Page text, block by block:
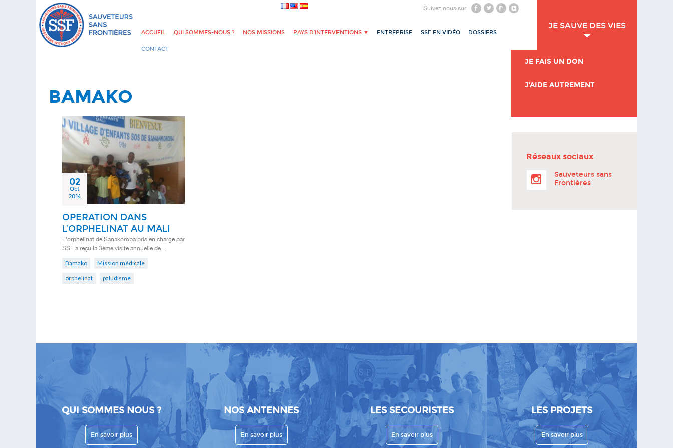
Suivez nous sur
ACCUEIL QUI SOMMES-NOUS ? NOS MISSIONS PAYS D’INTERVENTIONS ▼ ENTREPRISE SSF EN VIDÉO DOSSIERS
CONTACT
JE SAUVE DES VIES
JE FAIS UN DON
J’AIDE AUTREMENT
BAMAKO
02
Oct
2014
OPERATION DANS
L’ORPHELINAT AU MALI
L'orphelinat de Sanakoroba pris en charge par
SSF a reçu la 3ème visite annuelle de…
Bamako
Mission médicale
orphelinat
paludisme
Réseaux sociaux
Sauveteurs sans
Frontières
QUI SOMMES NOUS ?
En savoir plus
NOS ANTENNES
En savoir plus
LES SECOURISTES
En savoir plus
LES PROJETS
En savoir plus